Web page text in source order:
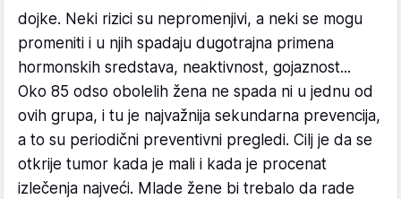
dojke. Neki rizici su nepromenjivi, a neki se mogu
promeniti i u njih spadaju dugotrajna primena
hormonskih sredstava, neaktivnost, gojaznost...
Oko 85 odso obolelih žena ne spada ni u jednu od
ovih grupa, i tu je najvažnija sekundarna prevencija,
a to su periodični preventivni pregledi. Cilj je da se
otkrije tumor kada je mali i kada je procenat
izlečenja najveći. Mlade žene bi trebalo da rade